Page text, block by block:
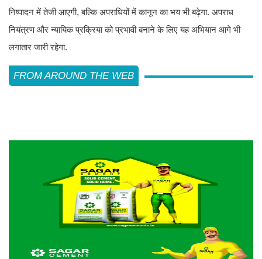
निष्पादन में तेजी आएगी, बल्कि अपराधियों में कानून का भय भी बढ़ेगा. अपराध
नियंत्रण और न्यायिक प्रक्रिया को प्रभावी बनाने के लिए यह अभियान आगे भी
लगातार जारी रहेगा.
FROM AROUND THE WEB